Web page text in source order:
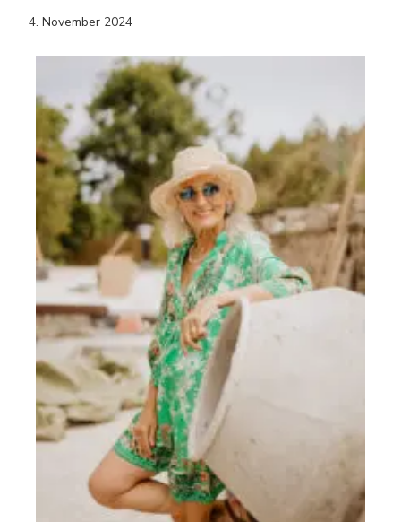
4. November 2024